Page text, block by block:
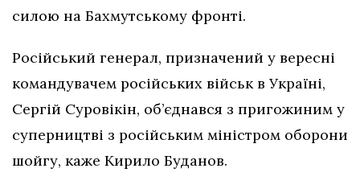
силою на Бахмутському фронті.
Російський генерал, призначений у вересні
командувачем російських військ в Україні,
Сергій Суровікін, об’єднався з пригожиним у
суперництві з російським міністром оборони
шойгу, каже Кирило Буданов.